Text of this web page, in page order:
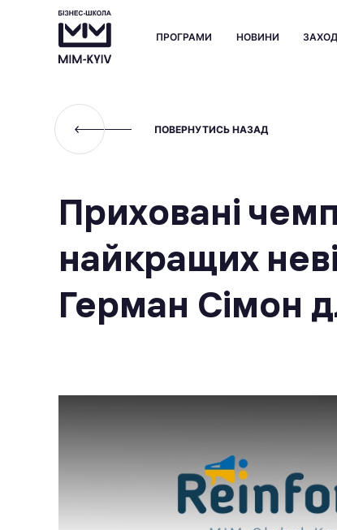
ПРОГРАМИ НОВИНИ
ПОВЕРНУТИСЬ НАЗАД
Приховані
найкращих
Герман Сімон